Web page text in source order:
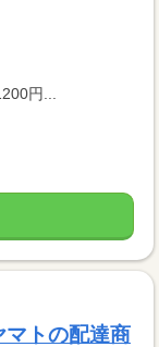
円...
マトの配達商